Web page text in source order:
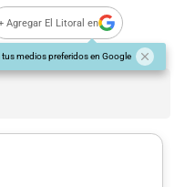
Agregar El Litoral en
tus medios preferidos en Google